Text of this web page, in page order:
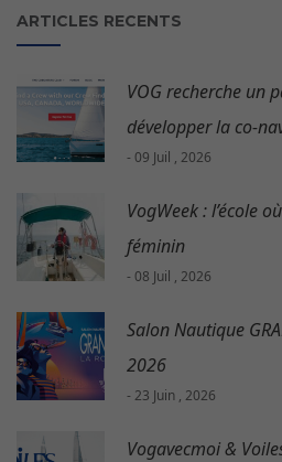
ARTICLES RECENTS
VOG recherche un
développer la co-
- 09 Juil , 2026
VogWeek : l’école
féminin
- 08 Juil , 2026
Salon Nautique
2026
- 23 Juin , 2026
Vogavecmoi &